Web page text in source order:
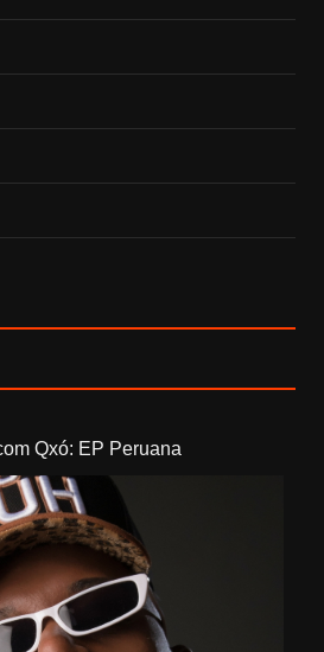
Qxó: EP Peruana